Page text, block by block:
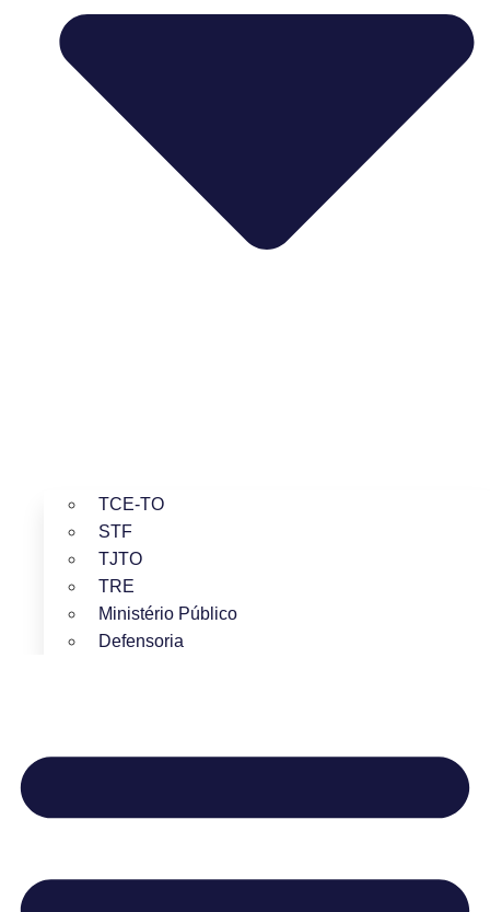
TCE-TO
STF
TJTO
TRE
Ministério Público
Defensoria